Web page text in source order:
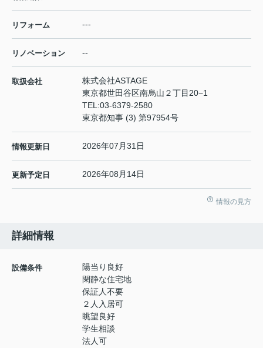
リフォーム ---
リノベーション --
取扱会社
株式会社ASTAGE
東京都世田谷区南烏山２丁目20−1
TEL:03-6379-2580
東京都知事 (3) 第97954号
情報更新日 2026年07月31日
更新予定日 2026年08月14日
情報の見方
詳細情報
設備条件
陽当り良好
閑静な住宅地
保証人不要
２人入居可
眺望良好
学生相談
法人可